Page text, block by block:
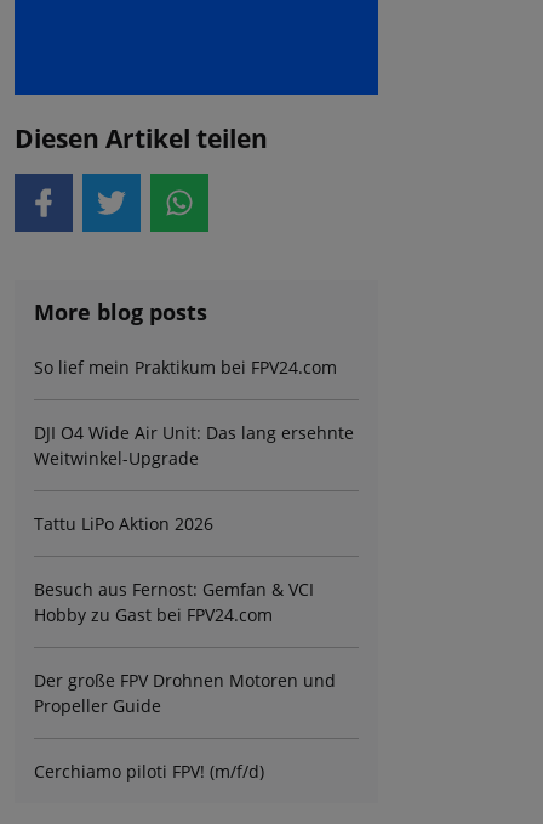
Diesen Artikel teilen
More blog posts
So lief mein Praktikum bei FPV24.com
DJI O4 Wide Air Unit: Das lang ersehnte
Weitwinkel-Upgrade
Tattu LiPo Aktion 2026
Besuch aus Fernost: Gemfan & VCI
Hobby zu Gast bei FPV24.com
Der große FPV Drohnen Motoren und
Propeller Guide
Cerchiamo piloti FPV! (m/f/d)